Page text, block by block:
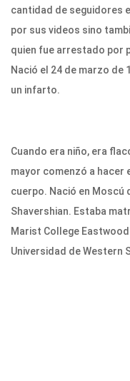
cantidad de seguidores
por sus videos sino
quien fue arrestado por
Nació el 24 de marzo de
un infarto.
Cuando era niño, era
mayor comenzó a hacer
cuerpo. Nació en Moscú
Shavershian. Estaba
Marist College
Universidad de Western